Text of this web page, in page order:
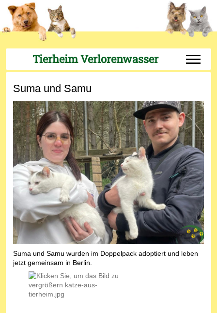
Tierheim Verlorenwasser Off-
Suma und Samu
Suma und Samu wurden im Doppelpack adoptiert und leben
jetzt gemeinsam in Berlin.